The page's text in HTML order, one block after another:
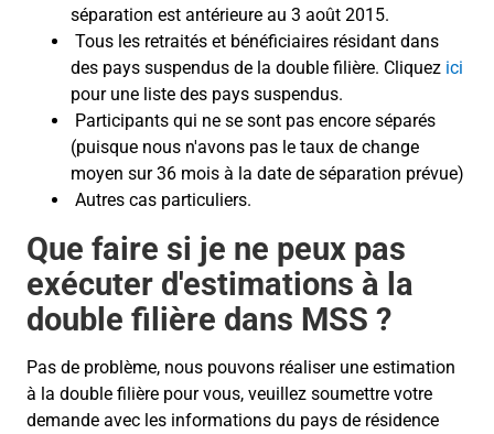
séparation est antérieure au 3 août 2015.
Tous les retraités et bénéficiaires résidant dans
des pays suspendus de la double filière. Cliquez ici
pour une liste des pays suspendus.
Participants qui ne se sont pas encore séparés
(puisque nous n'avons pas le taux de change
moyen sur 36 mois à la date de séparation prévue)
Autres cas particuliers.
Que faire si je ne peux pas
exécuter d'estimations à la
double filière dans MSS ?
Pas de problème, nous pouvons réaliser une estimation
à la double filière pour vous, veuillez soumettre votre
demande avec les informations du pays de résidence